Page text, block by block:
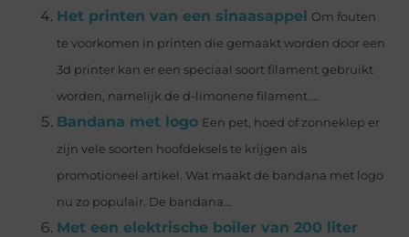
Het printen van een sinaasappel Om fouten
te voorkomen in printen die gemaakt worden door een
3d printer kan er een speciaal soort filament gebruikt
worden, namelijk de d-limonene filament....
Bandana met logo Een pet, hoed of zonneklep er
zijn vele soorten hoofdeksels te krijgen als
promotioneel artikel. Wat maakt de bandana met logo
nu zo populair. De bandana...
Met een elektrische boiler van 200 liter